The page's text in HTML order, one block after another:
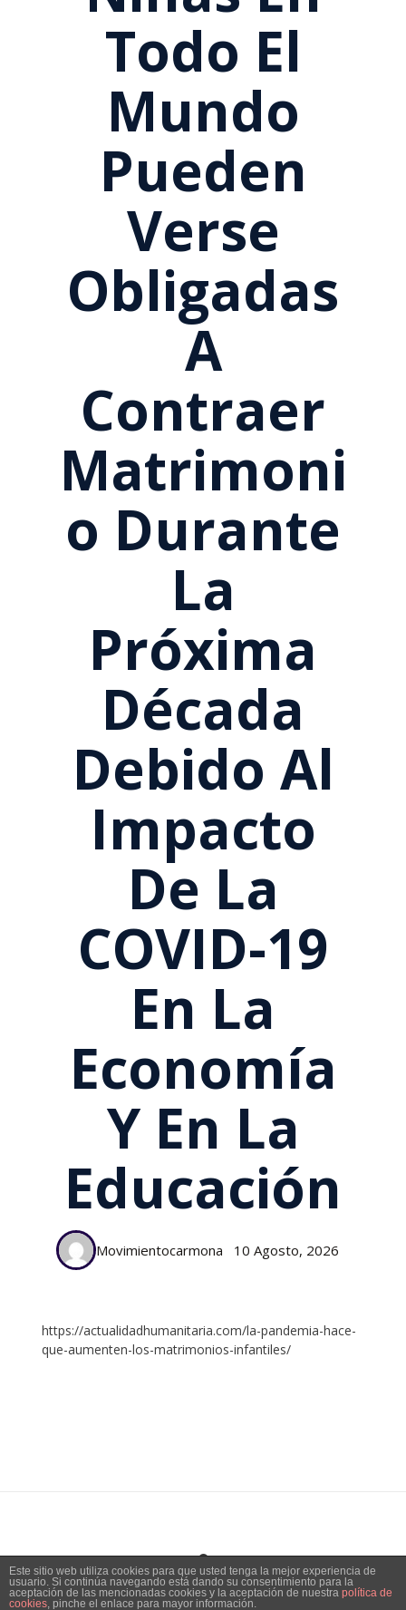
Todo El
Mundo
Pueden
Verse
Obligadas
A
Contraer
Matrimoni
O Durante
La
Próxima
Década
Debido Al
Impacto
De La
COVID-19
En La
Economía
Y En La
Educación
Movimientocarmona 10 Agosto, 2026
https://actualidadhumanitaria.com/la-pandemia-hace-
que-aumenten-los-matrimonios-infantiles/
Tema:Voguede Kaira
Este sitio web utiliza cookies para que usted tenga la mejor experiencia de
usuario. Si continúa navegando está dando su consentimiento para la
aceptación de las mencionadas cookies y la aceptación de nuestra política de
cookies, pinche el enlace para mayor información.